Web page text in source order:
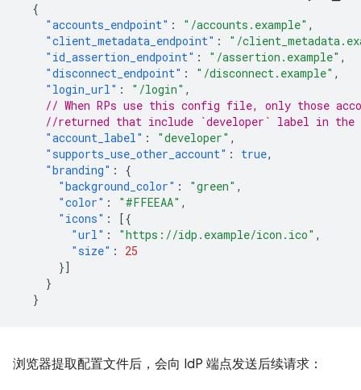
{
"accounts_endpoint" : "/accounts.example" ,
"client_metadata_endpoint" :
"/
"id_assertion_endpoint" : "/assertion.example" ,
"disconnect_endpoint" : "/disconnect.example" ,
"login_url" : "/login" ,
// When RPs use this config file, only those
//returned that include `developer` label in the
"account_label" : "developer" ,
"supports_use_other_account" : true,
"branding" :
{
"background_color" : "green" ,
"color" : "#FFEEAA" ,
"icons" :
[{
"url" : "https://idp.example/icon.ico" ,
"size" :
25
}]
}
}
浏览器提取配置文件后，会向 IdP 端点发送后续请求：